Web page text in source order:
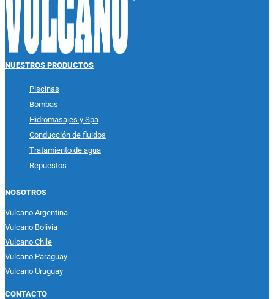
NUESTROS PRODUCTOS
Piscinas
Bombas
Hidromasajes y Spa
Conducción de fluidos
Tratamiento de agua
Repuestos
NOSOTROS
Vulcano Argentina
Vulcano Bolivia
Vulcano Chile
Vulcano Paraguay
Vulcano Uruguay
CONTACTO